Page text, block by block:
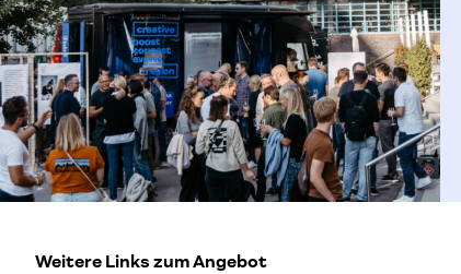
Weitere Links zum Angebot